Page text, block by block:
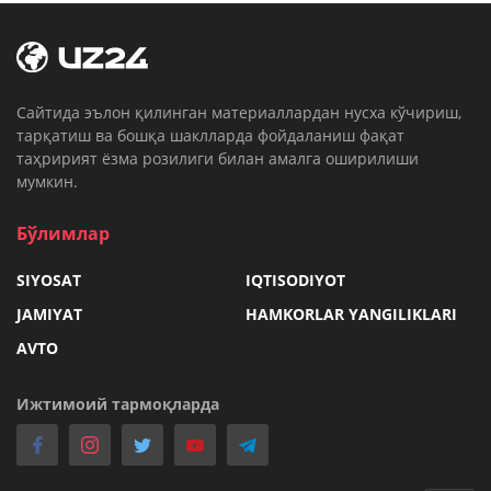
Cайтида эълон қилинган материаллардан нусха кўчириш,
тарқатиш ва бошқа шаклларда фойдаланиш фақат
таҳририят ёзма розилиги билан амалга оширилиши
мумкин.
Бўлимлар
SIYOSAT
IQTISODIYOT
JAMIYAT
HAMKORLAR YANGILIKLARI
AVTO
Ижтимоий тармоқларда